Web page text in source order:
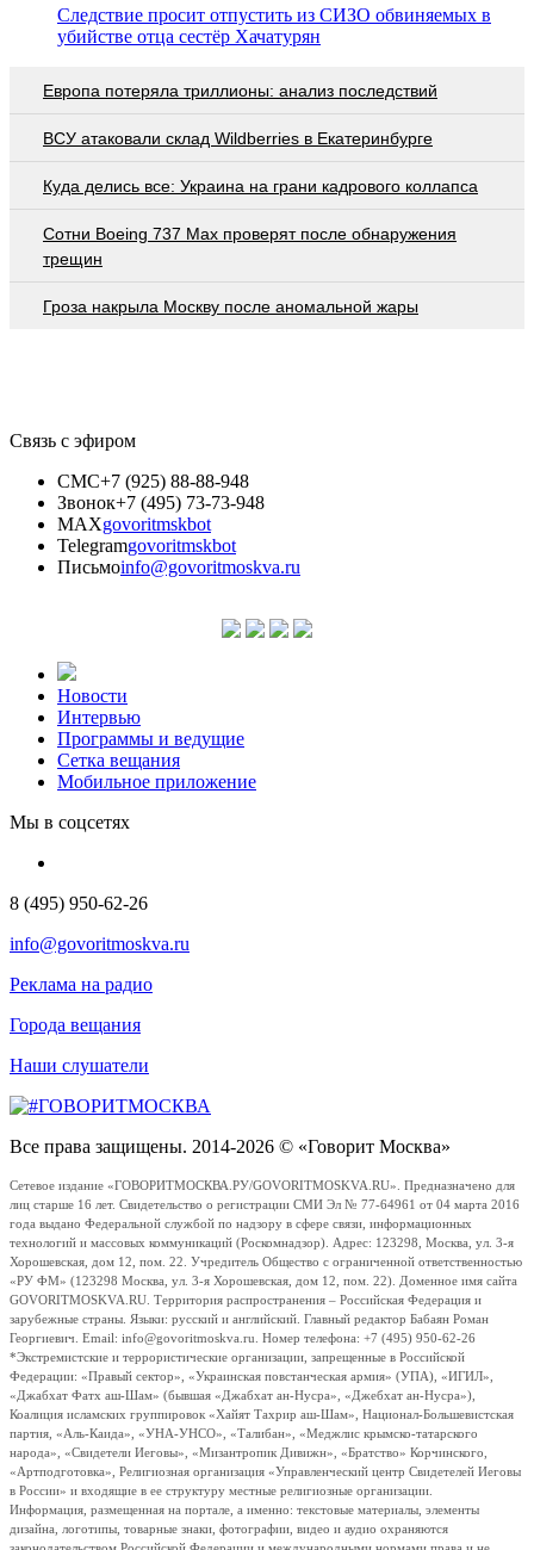
Следствие просит отпустить из СИЗО обвиняемых в
убийстве отца сестёр Хачатурян
Европа потеряла триллионы: анализ последствий
ВСУ атаковали склад Wildberries в Екатеринбурге
Куда делись все: Украина на грани кадрового коллапса
Сотни Boeing 737 Max проверят после обнаружения
трещин
Гроза накрыла Москву после аномальной жары
Связь с эфиром
СМС+7 (925) 88-88-948
Звонок+7 (495) 73-73-948
MAXgovoritmskbot
Telegramgovoritmskbot
Письмоinfo@govoritmoskva.ru
Новости
Интервью
Программы и ведущие
Сетка вещания
Мобильное приложение
Мы в соцсетях
8 (495) 950-62-26
info@govoritmoskva.ru
Реклама на радио
Города вещания
Наши слушатели
Все права защищены. 2014-2026 © «Говорит Москва»
Сетевое издание «ГОВОРИТМОСКВА.РУ/GOVORITMOSKVA.RU». Предназначено для
лиц старше 16 лет. Свидетельство о регистрации СМИ Эл № 77-64961 от 04 марта 2016
года выдано Федеральной службой по надзору в сфере связи, информационных
технологий и массовых коммуникаций (Роскомнадзор). Адрес: 123298, Москва, ул. 3-я
Хорошевская, дом 12, пом. 22. Учредитель Общество с ограниченной ответственностью
«РУ ФМ» (123298 Москва, ул. 3-я Хорошевская, дом 12, пом. 22). Доменное имя сайта
GOVORITMOSKVA.RU. Территория распространения – Российская Федерация и
зарубежные страны. Языки: русский и английский. Главный редактор Бабаян Роман
Георгиевич. Email: info@govoritmoskva.ru. Номер телефона: +7 (495) 950-62-26
*Экстремистские и террористические организации, запрещенные в Российской
Федерации: «Правый сектор», «Украинская повстанческая армия» (УПА), «ИГИЛ»,
«Джабхат Фатх аш-Шам» (бывшая «Джабхат ан-Нусра», «Джебхат ан-Нусра»),
Коалиция исламских группировок «Хайят Тахрир аш-Шам», Национал-Большевистская
партия, «Аль-Каида», «УНА-УНСО», «Талибан», «Меджлис крымско-татарского
народа», «Свидетели Иеговы», «Мизантропик Дивижн», «Братство» Корчинского,
«Артподготовка», Религиозная организация «Управленческий центр Свидетелей Иеговы
в России» и входящие в ее структуру местные религиозные организации.
Информация, размещенная на портале, а именно: текстовые материалы, элементы
дизайна, логотипы, товарные знаки, фотографии, видео и аудио охраняются